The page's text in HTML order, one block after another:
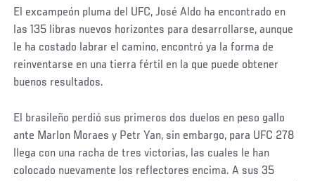
Social
Post
El excampeón pluma del UFC, José Aldo ha encontrado en
las 135 libras nuevos horizontes para desarrollarse, aunque
le ha costado labrar el camino, encontró ya la forma de
reinventarse en una tierra fértil en la que puede obtener
buenos resultados.
El brasileño perdió sus primeros dos duelos en peso gallo
ante Marlon Moraes y Petr Yan, sin embargo, para UFC 278
llega con una racha de tres victorias, las cuales le han
colocado nuevamente los reflectores encima. A sus 35